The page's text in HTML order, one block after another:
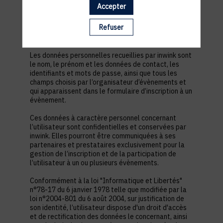
s’inscrire à un évènement, d’accéder au site d’un
évènement, et de consulter les informations
relatives à l’organisation pratique et logistique d’un
Les données personnelles recueillies par inwink sont
le nom, le prénom et les données de contact, les
identifiants et mots de passe, ainsi que tous les
champs choisis par l’organisateur d’évènements et
qui apparaissent dans le formulaire d’inscription à un
évènement.
Ces données à caractère personnel concernant
l’utilisateur sont confidentielles et conservées par
inwink. Elles pourront être communiquées à ses
partenaires et prestataires exclusivement pour la
gestion de l’inscription et de la participation de
l’utilisateur à un ou plusieurs évènements.
Conformément à la loi "Informatique et Libertés"
n°78-17 du 6 janvier 1978 telle que modifiée par la
loi n°2004-801 du 6 août 2004, sur justification de
son identité, l’utilisateur dispose d'un droit d'accès
et de rectification des données le concernant, ainsi
Accepter
Refuser